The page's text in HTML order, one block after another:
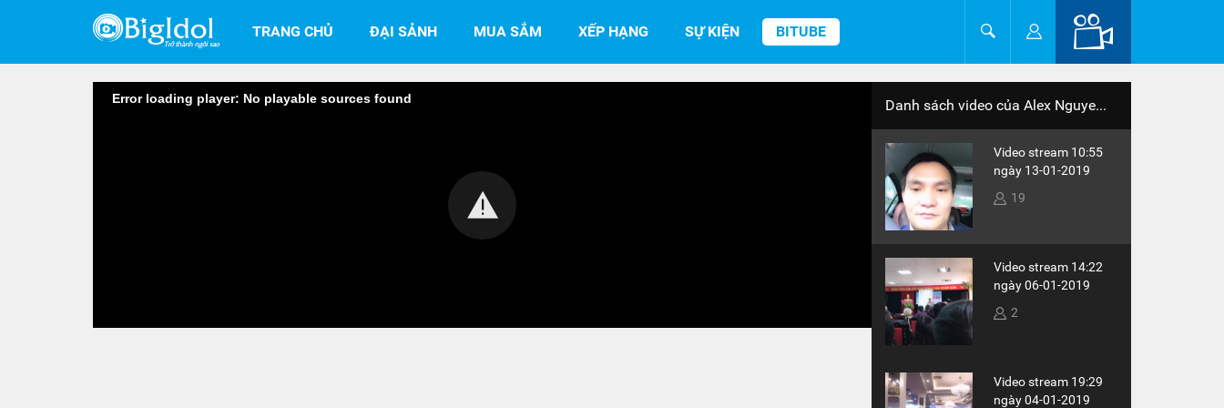
TRANG CHỦ ĐẠI SẢNH MUA SẮM XẾP HẠNG SỰ KIỆN BITUBE
Error loading player: No playable sources found Danh sách video của Alex Nguye...
Video stream 10:55
ngày 13-01-2019
19
Video stream 14:22
ngày 06-01-2019
2
Video stream 19:29
ngày 04-01-2019